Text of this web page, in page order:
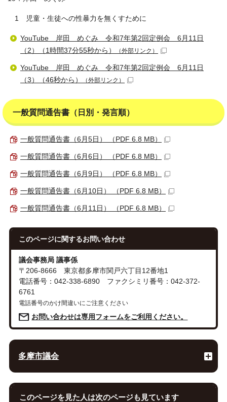
1 児童・生徒への性暴力を無くすために
YouTube 岸田 めぐみ 令和7年第2回定例会 6月11日
（2）（1時間37分55秒から）
（外部リンク）
YouTube 岸田 めぐみ 令和7年第2回定例会 6月11日
（3）（46秒から）
（外部リンク）
一般質問通告書（日別・発言順）
一般質問通告書（6月5日） （PDF 6.8 MB）
一般質問通告書（6月6日） （PDF 6.8 MB）
一般質問通告書（6月9日） （PDF 6.8 MB）
一般質問通告書（6月10日） （PDF 6.8 MB）
一般質問通告書（6月11日） （PDF 6.8 MB）
このページに関するお問い合わせ
議会事務局 議事係
〒206-8666 東京都多摩市関戸六丁目12番地1
電話番号：042-338-6890 ファクシミリ番号：042-372-
6761
電話番号のかけ間違いにご注意ください
お問い合わせは専用フォームをご利用ください。
多摩市議会
このページを見た人は次のページも見ています